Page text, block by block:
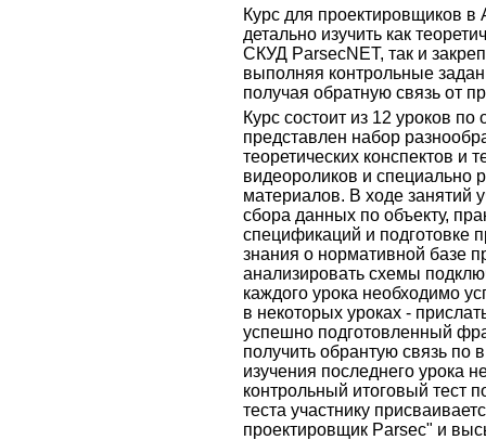
Курс для проектировщиков
детально изучить как
СКУД ParsecNET, так и
выполняя контрольные
получая обратную связь от
Курс состоит из 12 уроков
представлен набор
теоретических конспектов и
видеороликов и специально
материалов. В ходе занятий
сбора данных по объекту,
спецификаций и подготовке
знания о нормативной базе
анализировать схемы
каждого урока необходимо
в некоторых уроках -
успешно подготовленный
получить обрантую связь
изучения последнего урока
контрольный итоговый тест
теста участнику
проектировщик Parsec" и